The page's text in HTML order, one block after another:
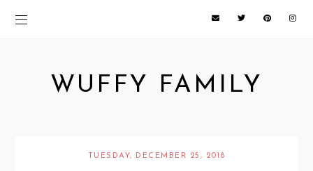
WUFFY FAMILY
TUESDAY, DECEMBER 25, 2018